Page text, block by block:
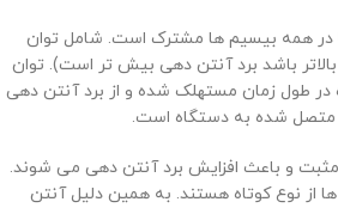
در همه بیسیم ها مشترک است. شامل توان
باشد برد آنتن دهی بیش تر است). توان
در طول زمان مستهلک شده و از برد آنتن دهی
شده به دستگاه است.
مثبت و باعث افزایش برد آنتن دهی می شوند.
از نوع کوتاه هستند. به همین دلیل آنتن